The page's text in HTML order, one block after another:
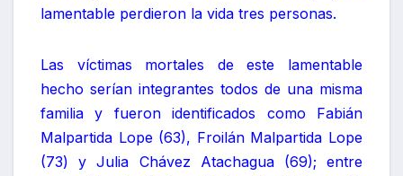
lamentable perdieron la vida tres personas.
Las víctimas mortales de este lamentable
hecho serían integrantes todos de una misma
familia y fueron identificados como Fabián
Malpartida Lope (63), Froilán Malpartida Lope
(73) y Julia Chávez Atachagua (69); entre